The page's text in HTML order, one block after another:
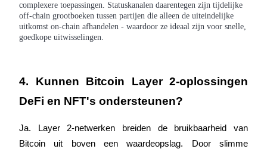
Bitrue Affiliates
complexere toepassingen. Statuskanalen daarentegen zijn tijdelijke
off-chain grootboeken tussen partijen die alleen de uiteindelijke
uitkomst on-chain afhandelen - waardoor ze ideaal zijn voor snelle,
goedkope uitwisselingen.
4. Kunnen Bitcoin Layer 2-oplossingen
DeFi en NFT's ondersteunen?
Ja. Layer 2-netwerken breiden de bruikbaarheid van
Bitcoin uit boven een waardeopslag. Door slimme